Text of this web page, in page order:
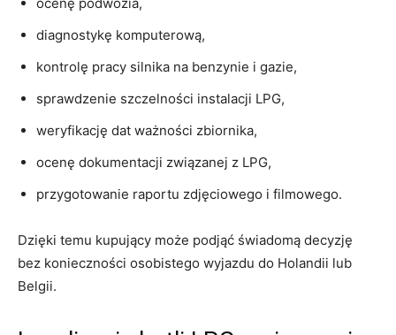
diagnostykę komputerową,
kontrolę pracy silnika na benzynie i gazie,
sprawdzenie szczelności instalacji LPG,
weryfikację dat ważności zbiornika,
ocenę dokumentacji związanej z LPG,
przygotowanie raportu zdjęciowego i filmowego.
Dzięki temu kupujący może podjąć świadomą decyzję
bez konieczności osobistego wyjazdu do Holandii lub
Belgii.